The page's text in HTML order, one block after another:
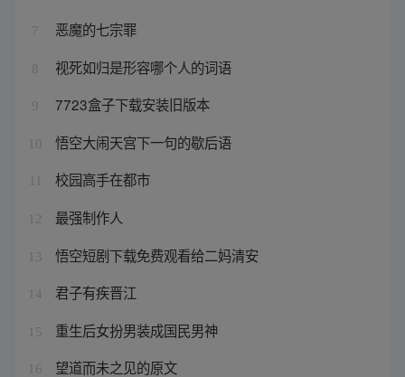
7 恶魔的七宗罪
8 视死如归是形容哪个人的词语
9 7723盒子下载安装旧版本
10 悟空大闹天宫下一句的歇后语
校园高手在都市
12 最强制作人
13 悟空短剧下载免费观看给二妈清安
14 君子有疾晋江
15 重生后女扮男装成国民男神
16 望道而未之见的原文